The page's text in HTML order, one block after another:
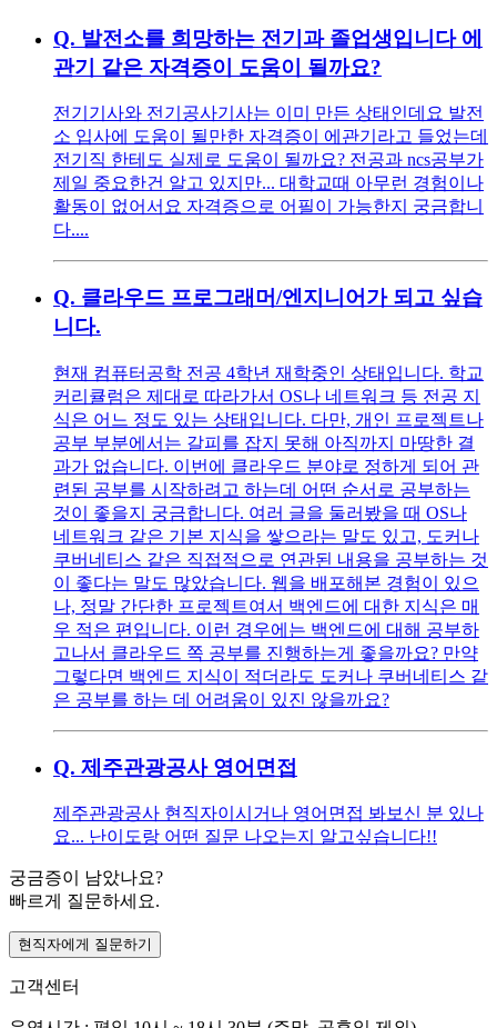
Q. 발전소를 희망하는 전기과 졸업생입니다 에
관기 같은 자격증이 도움이 될까요?
전기기사와 전기공사기사는 이미 만든 상태인데요 발전
소 입사에 도움이 될만한 자격증이 에관기라고 들었는데
전기직 한테도 실제로 도움이 될까요? 전공과 ncs공부가
제일 중요한건 알고 있지만... 대학교때 아무런 경험이나
활동이 없어서요 자격증으로 어필이 가능한지 궁금합니
다....
Q. 클라우드 프로그래머/엔지니어가 되고 싶습
니다.
현재 컴퓨터공학 전공 4학년 재학중인 상태입니다. 학교
커리큘럼은 제대로 따라가서 OS나 네트워크 등 전공 지
식은 어느 정도 있는 상태입니다. 다만, 개인 프로젝트나
공부 부분에서는 갈피를 잡지 못해 아직까지 마땅한 결
과가 없습니다. 이번에 클라우드 분야로 정하게 되어 관
련된 공부를 시작하려고 하는데 어떤 순서로 공부하는
것이 좋을지 궁금합니다. 여러 글을 둘러봤을 때 OS나
네트워크 같은 기본 지식을 쌓으라는 말도 있고, 도커나
쿠버네티스 같은 직접적으로 연관된 내용을 공부하는 것
이 좋다는 말도 많았습니다. 웹을 배포해본 경험이 있으
나, 정말 간단한 프로젝트여서 백엔드에 대한 지식은 매
우 적은 편입니다. 이런 경우에는 백엔드에 대해 공부하
고나서 클라우드 쪽 공부를 진행하는게 좋을까요? 만약
그렇다면 백엔드 지식이 적더라도 도커나 쿠버네티스 같
은 공부를 하는 데 어려움이 있진 않을까요?
Q. 제주관광공사 영어면접
제주관광공사 현직자이시거나 영어면접 봐보신 분 있나
요... 난이도랑 어떤 질문 나오는지 알고싶습니다!!
궁금증이 남았나요?
빠르게 질문하세요.
현직자에게 질문하기
고객센터